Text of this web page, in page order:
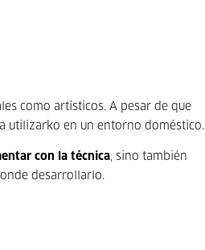
como artísticos. A pesar de que
utilizarko en un entorno doméstico.
con la técnica, sino también
desarrollarlo.